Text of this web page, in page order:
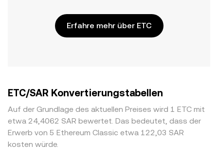
Erfahre mehr über ETC
ETC/SAR Konvertierungstabellen
Auf der Grundlage des aktuellen Preises wird 1 ETC mit
etwa 24,4062 SAR bewertet. Das bedeutet, dass der
Erwerb von 5 Ethereum Classic etwa 122,03 SAR
kosten würde.